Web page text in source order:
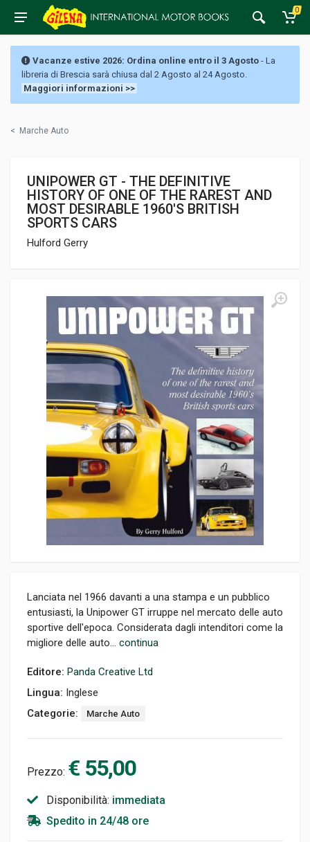
0
Vacanze estive 2026: Ordina online entro il 3 Agosto - La
libreria di Brescia sarà chiusa dal 2 Agosto al 24 Agosto.
Maggiori informazioni >>
< Marche Auto
UNIPOWER GT - THE DEFINITIVE
HISTORY OF ONE OF THE RAREST AND
MOST DESIRABLE 1960'S BRITISH
SPORTS CARS
Hulford Gerry
Lanciata nel 1966 davanti a una stampa e un pubblico
entusiasti, la Unipower GT irruppe nel mercato delle auto
sportive dell'epoca. Considerata dagli intenditori come la
migliore delle auto... continua
Editore: Panda Creative Ltd
Lingua: Inglese
Categorie:
Marche Auto
Prezzo: € 55,00
Disponibilità: immediata
Spedito in 24/48 ore